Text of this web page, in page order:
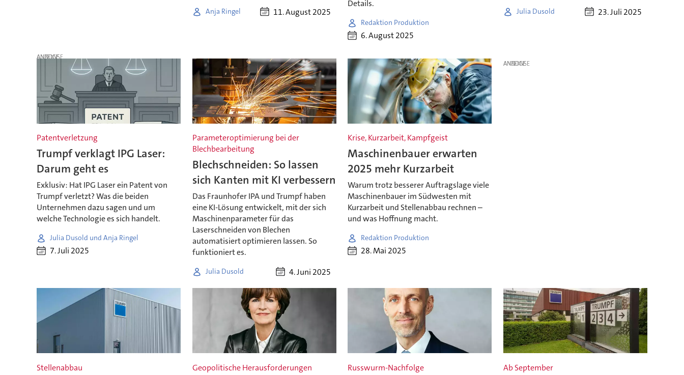
Anja Ringel 11. August 2025
Details.
Redaktion Produktion
6. August 2025
Julia Dusold 23. Juli 2025
ANZEIGE
Patentverletzung
Trumpf verklagt IPG Laser:
Darum geht es
Exklusiv: Hat IPG Laser ein Patent von
Trumpf verletzt? Was die beiden
Unternehmen dazu sagen und um
welche Technologie es sich handelt.
Julia Dusold und Anja Ringel
7. Juli 2025
Parameteroptimierung bei der
Blechbearbeitung
Blechschneiden: So lassen
sich Kanten mit KI verbessern
Das Fraunhofer IPA und Trumpf haben
eine KI-Lösung entwickelt, mit der sich
Maschinenparameter für das
Laserschneiden von Blechen
automatisiert optimieren lassen. So
funktioniert es.
Julia Dusold 4. Juni 2025
Krise, Kurzarbeit, Kampfgeist
Maschinenbauer erwarten
2025 mehr Kurzarbeit
Warum trotz besserer Auftragslage viele
Maschinenbauer im Südwesten mit
Kurzarbeit und Stellenabbau rechnen –
und was Hoffnung macht.
Redaktion Produktion
28. Mai 2025
ANZEIGE
Stellenabbau Geopolitische Herausforderungen Russwurm-Nachfolge Ab September